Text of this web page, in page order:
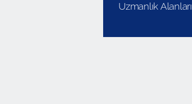
Uzmanlık Alanları